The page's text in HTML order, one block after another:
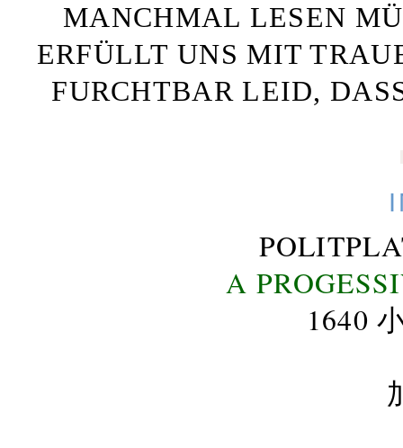
MANCHMAL LESEN
ERFÜLLT UNS MIT
FURCHTBAR LEID,
A
1640